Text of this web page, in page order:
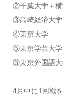
②千葉大学＋
③高崎経済大
④東京大学
⑤東京学芸大学
⑥東京外国語大
4月中に1回戦